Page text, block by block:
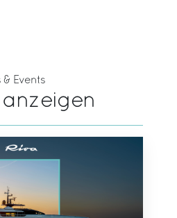
& Events